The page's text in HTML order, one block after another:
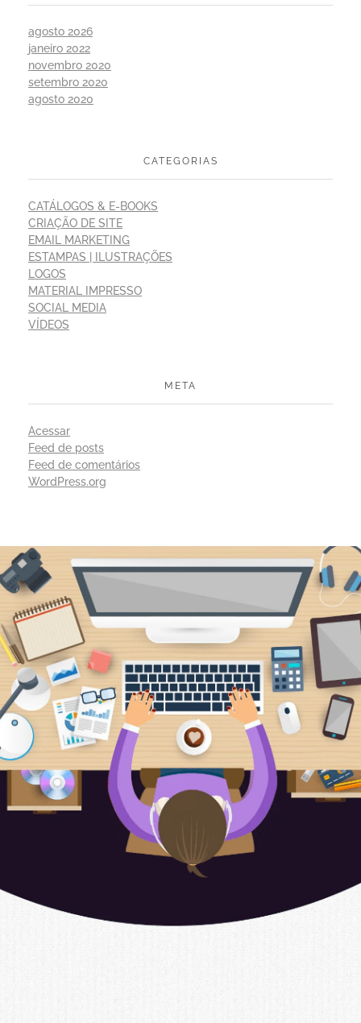
agosto 2026
janeiro 2022
novembro 2020
setembro 2020
agosto 2020
CATEGORIAS
CATÁLOGOS & E-BOOKS
CRIAÇÃO DE SITE
EMAIL MARKETING
ESTAMPAS | ILUSTRAÇÕES
LOGOS
MATERIAL IMPRESSO
SOCIAL MEDIA
VÍDEOS
META
Acessar
Feed de posts
Feed de comentários
WordPress.org